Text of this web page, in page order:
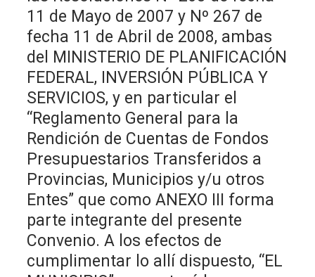
11 de Mayo de 2007 y Nº 267 de
fecha 11 de Abril de 2008, ambas
del MINISTERIO DE PLANIFICACIÓN
FEDERAL, INVERSIÓN PÚBLICA Y
SERVICIOS, y en particular el
“Reglamento General para la
Rendición de Cuentas de Fondos
Presupuestarios Transferidos a
Provincias, Municipios y/u otros
Entes” que como ANEXO III forma
parte integrante del presente
Convenio. A los efectos de
cumplimentar lo allí dispuesto, “EL